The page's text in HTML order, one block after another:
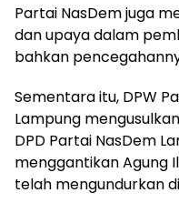
Partai NasDem juga
dan upaya dalam
bahkan
Sementara itu, DPW
Lampung
DPD Partai NasDem
menggantikan Agung
telah mengundurkan